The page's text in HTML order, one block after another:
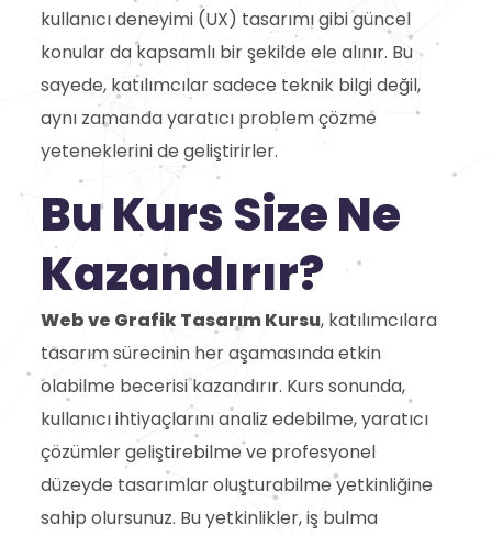
kullanıcı deneyimi (UX) tasarımı gibi güncel
konular da kapsamlı bir şekilde ele alınır. Bu
sayede, katılımcılar sadece teknik bilgi değil,
aynı zamanda yaratıcı problem çözme
yeteneklerini de geliştirirler.
Bu Kurs Size Ne
Kazandırır?
Web ve Grafik Tasarım Kursu, katılımcılara
tasarım sürecinin her aşamasında etkin
olabilme becerisi kazandırır. Kurs sonunda,
kullanıcı ihtiyaçlarını analiz edebilme, yaratıcı
çözümler geliştirebilme ve profesyonel
düzeyde tasarımlar oluşturabilme yetkinliğine
sahip olursunuz. Bu yetkinlikler, iş bulma